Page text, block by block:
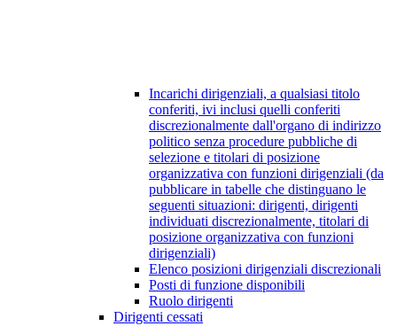
Incarichi dirigenziali, a qualsiasi titolo
conferiti, ivi inclusi quelli conferiti
discrezionalmente dall'organo di indirizzo
politico senza procedure pubbliche di
selezione e titolari di posizione
organizzativa con funzioni dirigenziali (da
pubblicare in tabelle che distinguano le
seguenti situazioni: dirigenti, dirigenti
individuati discrezionalmente, titolari di
posizione organizzativa con funzioni
dirigenziali)
Elenco posizioni dirigenziali discrezionali
Posti di funzione disponibili
Ruolo dirigenti
Dirigenti cessati